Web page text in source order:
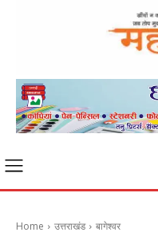
Home उत्तराखंड बागेश्वर